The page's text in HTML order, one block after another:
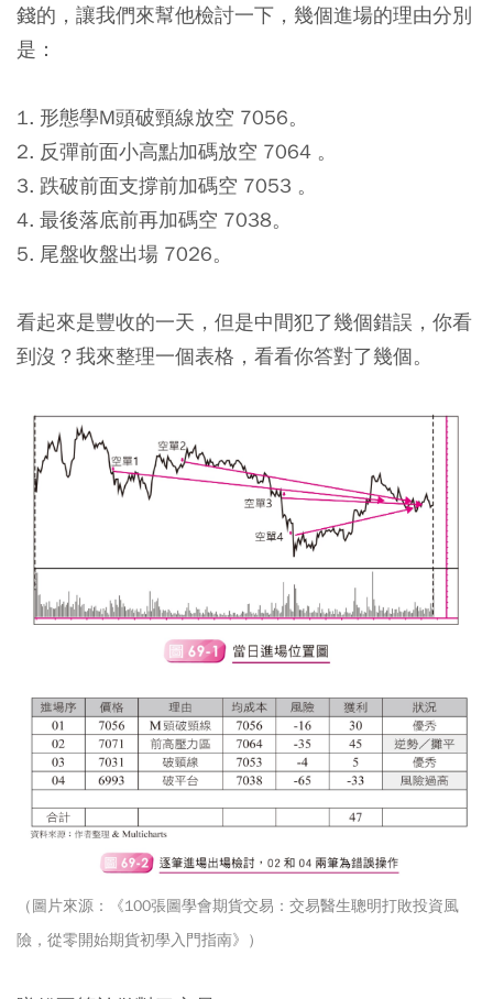
錢的，讓我們來幫他檢討一下，幾個進場的理由分別
是：
1. 形態學M頭破頸線放空 7056。
2. 反彈前面小高點加碼放空 7064 。
3. 跌破前面支撐前加碼空 7053 。
4. 最後落底前再加碼空 7038。
5. 尾盤收盤出場 7026。
看起來是豐收的一天，但是中間犯了幾個錯誤，你看
到沒？我來整理一個表格，看看你答對了幾個。
（圖片來源：《100張圖學會期貨交易：交易醫生聰明打敗投資風
險，從零開始期貨初學入門指南》）